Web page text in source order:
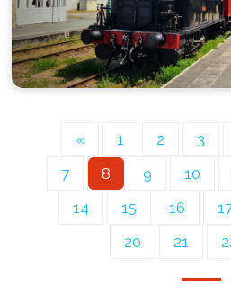
« 1 2 3
7
8 9 10
14
15 16
20
21